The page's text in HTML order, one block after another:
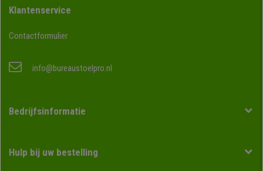
Klantenservice
Contactformulier
info@bureaustoelpro.nl
Bedrijfsinformatie
Hulp bij uw bestelling